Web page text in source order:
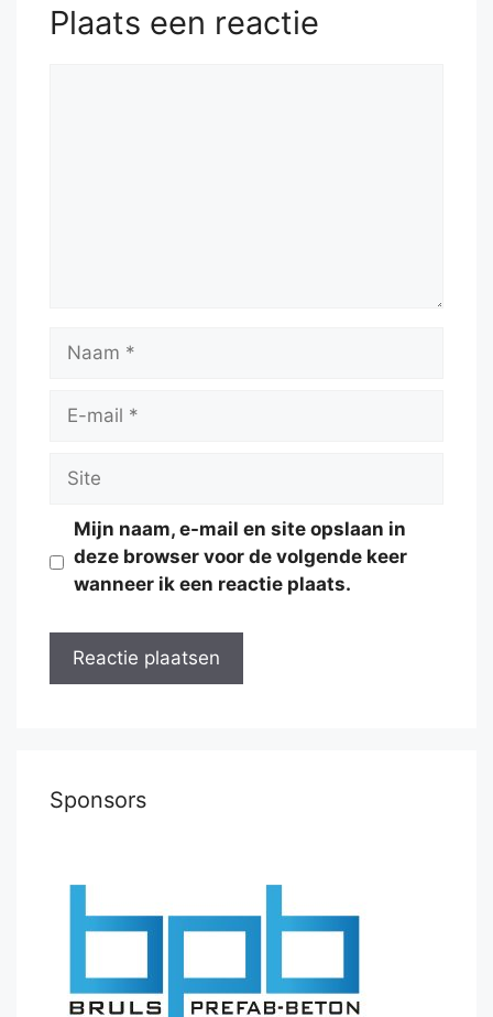
Plaats een reactie
Naam
Site
Mijn naam, e-mail en site opslaan in
deze browser voor de volgende keer
wanneer ik een reactie plaats.
Sponsors